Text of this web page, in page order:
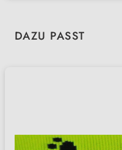
Produktgalerie überspringen
DAZU PASST